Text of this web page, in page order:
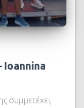
Ioannina
συμμετέχει,